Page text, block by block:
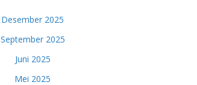
Desember 2025
September 2025
Juni 2025
Mei 2025